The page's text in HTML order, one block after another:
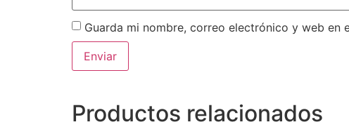
Guarda mi nombre, correo electrónico y web en
Productos relacionados